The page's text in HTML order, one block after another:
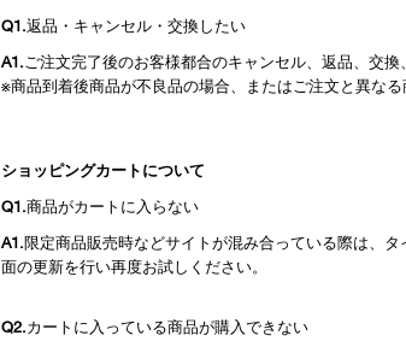
Q1.返品・キャンセル・交換したい
A1.ご注文完了後のお客様都合のキャンセル、返品、交換
※商品到着後商品が不良品の場合、またはご注文と異な
ショッピングカートについて
Q1.商品がカートに入らない
A1.限定商品販売時などサイトが混み合っている際は、
面の更新を行い再度お試しください。
Q2.カートに入っている商品が購入できない